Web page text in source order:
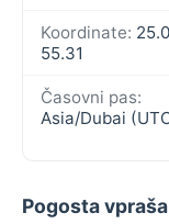
Koordinate:
55.31
Časovni pas:
Asia/Dubai
Pogosta